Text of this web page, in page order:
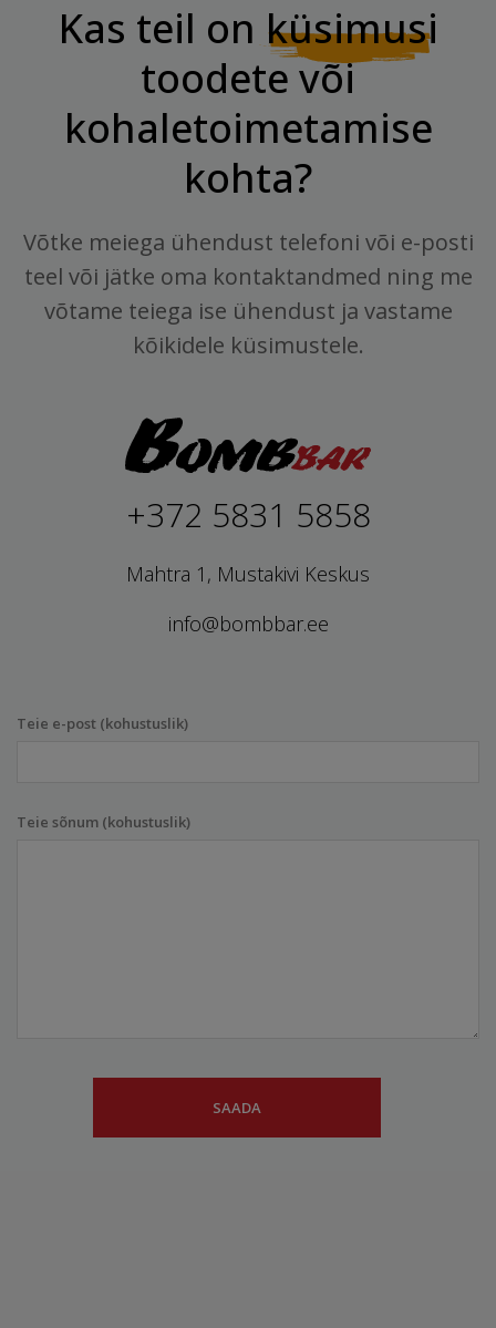
Kas teil on küsimusi
toodete või
kohaletoimetamise
kohta?
Võtke meiega ühendust telefoni või e-posti
teel või jätke oma kontaktandmed ning me
võtame teiega ise ühendust ja vastame
kõikidele küsimustele.
+372 5831 5858
Mahtra 1, Mustakivi Keskus
info@bombbar.ee
Teie e-post (kohustuslik)
Teie sõnum (kohustuslik)